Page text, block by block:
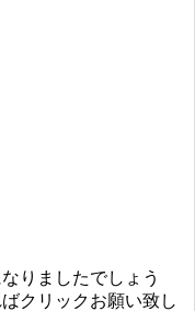
りましたでしょう
クお願い致し